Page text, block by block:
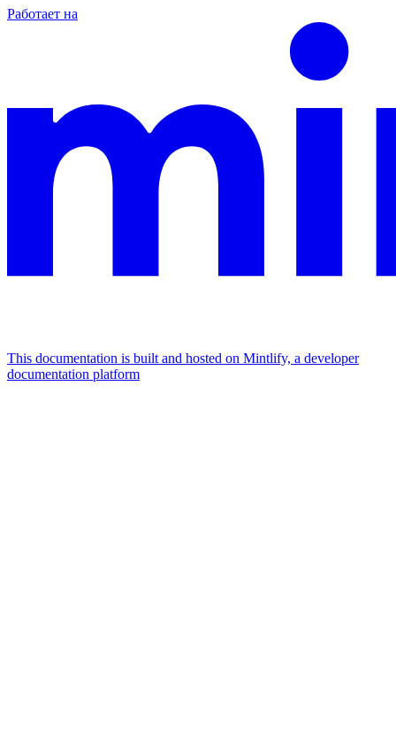
Работает на
This documentation is built and hosted on Mintlify, a developer
documentation platform